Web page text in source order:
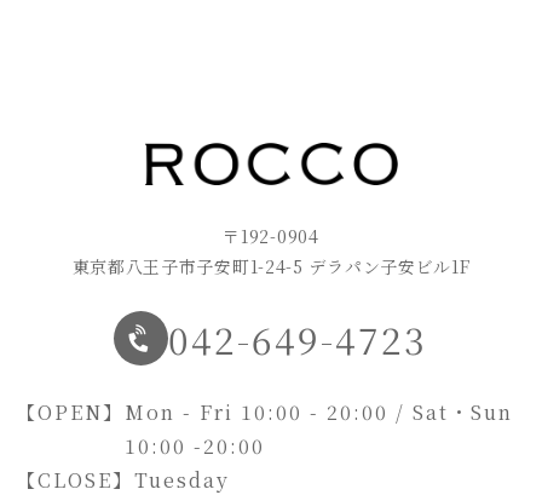
〒192-0904
東京都八王子市子安町1-24-5 デラパン子安ビル1F
042-649-4723
【OPEN】 Mon - Fri 10:00 - 20:00 / Sat・Sun
10:00 -20:00
【CLOSE】Tuesday